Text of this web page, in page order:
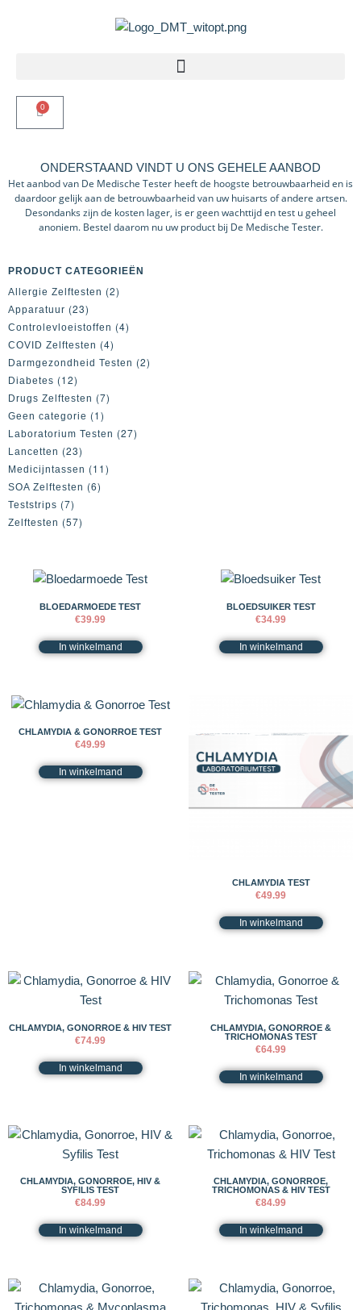
0
ONDERSTAAND VINDT U ONS GEHELE AANBOD
Het aanbod van De Medische Tester heeft de hoogste betrouwbaarheid en is
daardoor gelijk aan de betrouwbaarheid van uw huisarts of andere artsen.
Desondanks zijn de kosten lager, is er geen wachttijd en test u geheel
anoniem. Bestel daarom nu uw product bij De Medische Tester.
PRODUCT CATEGORIEËN
Allergie Zelftesten (2)
Apparatuur (23)
Controlevloeistoffen (4)
COVID Zelftesten (4)
Darmgezondheid Testen (2)
Diabetes (12)
Drugs Zelftesten (7)
Geen categorie (1)
Laboratorium Testen (27)
Lancetten (23)
Medicijntassen (11)
SOA Zelftesten (6)
Teststrips (7)
Zelftesten (57)
BLOEDARMOEDE TEST
€39.99
In winkelmand
BLOEDSUIKER TEST
€34.99
In winkelmand
CHLAMYDIA & GONORROE TEST
€49.99
In winkelmand
CHLAMYDIA TEST
€49.99
In winkelmand
CHLAMYDIA, GONORROE & HIV TEST
€74.99
In winkelmand
CHLAMYDIA, GONORROE &
TRICHOMONAS TEST
€64.99
In winkelmand
CHLAMYDIA, GONORROE, HIV &
SYFILIS TEST
€84.99
In winkelmand
CHLAMYDIA, GONORROE,
TRICHOMONAS & HIV TEST
€84.99
In winkelmand